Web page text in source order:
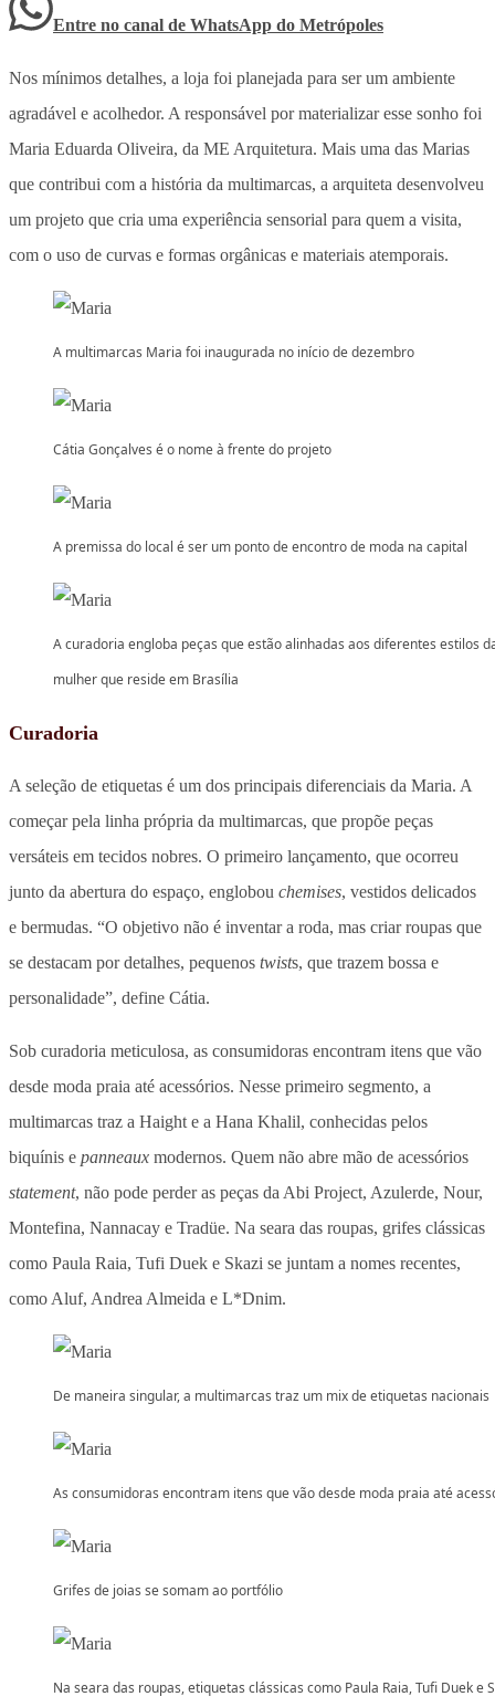
Entre no canal de WhatsApp do Metrópoles
Nos mínimos detalhes, a loja foi planejada para ser um ambiente
agradável e acolhedor. A responsável por materializar esse sonho foi
Maria Eduarda Oliveira, da ME Arquitetura. Mais uma das Marias
que contribui com a história da multimarcas, a arquiteta desenvolveu
um projeto que cria uma experiência sensorial para quem a visita,
com o uso de curvas e formas orgânicas e materiais atemporais.
A multimarcas Maria foi inaugurada no início de dezembro
Cátia Gonçalves é o nome à frente do projeto
A premissa do local é ser um ponto de encontro de moda na capital
A curadoria engloba peças que estão alinhadas aos diferentes estilos
mulher que reside em Brasília
Curadoria
A seleção de etiquetas é um dos principais diferenciais da Maria. A
começar pela linha própria da multimarcas, que propõe peças
versáteis em tecidos nobres. O primeiro lançamento, que ocorreu
junto da abertura do espaço, englobou chemises, vestidos delicados
e bermudas. “O objetivo não é inventar a roda, mas criar roupas que
se destacam por detalhes, pequenos twists, que trazem bossa e
personalidade”, define Cátia.
Sob curadoria meticulosa, as consumidoras encontram itens que vão
desde moda praia até acessórios. Nesse primeiro segmento, a
multimarcas traz a Haight e a Hana Khalil, conhecidas pelos
biquínis e panneaux modernos. Quem não abre mão de acessórios
statement, não pode perder as peças da Abi Project, Azulerde, Nour,
Montefina, Nannacay e Tradüe. Na seara das roupas, grifes clássicas
como Paula Raia, Tufi Duek e Skazi se juntam a nomes recentes,
como Aluf, Andrea Almeida e L*Dnim.
De maneira singular, a multimarcas traz um mix de etiquetas nacionais
As consumidoras encontram itens que vão desde moda praia até
Grifes de joias se somam ao portfólio
Na seara das roupas, etiquetas clássicas como Paula Raia, Tufi Duek e